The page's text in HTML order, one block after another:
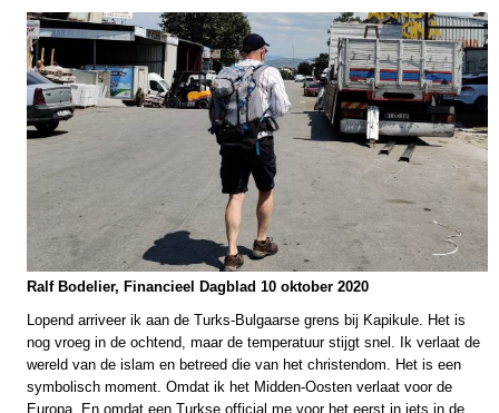
Ralf Bodelier, Financieel Dagblad 10 oktober 2020
Lopend arriveer ik aan de Turks-Bulgaarse grens bij Kapikule. Het is
nog vroeg in de ochtend, maar de temperatuur stijgt snel. Ik verlaat de
wereld van de islam en betreed die van het christendom. Het is een
symbolisch moment. Omdat ik het Midden-Oosten verlaat voor de
Europa. En omdat een Turkse official me voor het eerst in iets in de